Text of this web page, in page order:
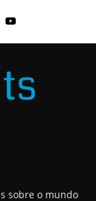
sobre o mundo